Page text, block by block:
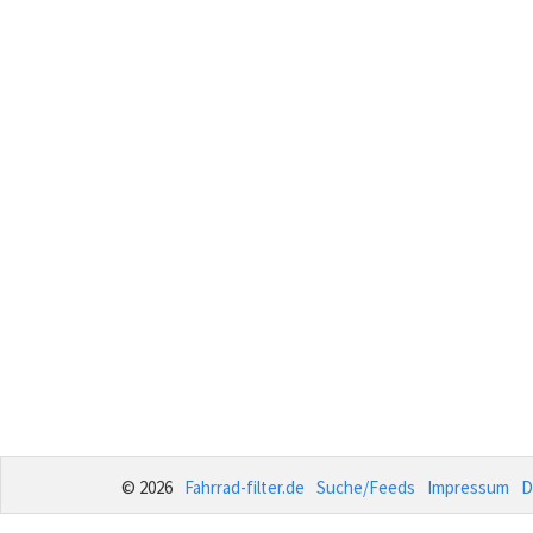
© 2026 Fahrrad-filter.de Suche/Feeds Impressum